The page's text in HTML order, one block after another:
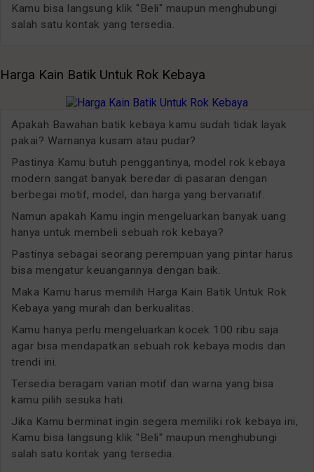
Kamu bisa langsung klik "Beli" maupun menghubungi
salah satu kontak yang tersedia.
Harga Kain Batik Untuk Rok Kebaya
Apakah Bawahan batik kebaya kamu sudah tidak layak
pakai? Warnanya kusam atau pudar?
Pastinya Kamu butuh penggantinya, model rok kebaya
modern sangat banyak beredar di pasaran dengan
berbegai motif, model, dan harga yang bervariatif.
Namun apakah Kamu ingin mengeluarkan banyak uang
hanya untuk membeli sebuah rok kebaya?
Pastinya sebagai seorang perempuan yang pintar harus
bisa mengatur keuangannya dengan baik.
Maka Kamu harus memilih Harga Kain Batik Untuk Rok
Kebaya yang murah dan berkualitas.
Kamu hanya perlu mengeluarkan kocek 100 ribu saja
agar bisa mendapatkan sebuah rok kebaya modis dan
trendi ini.
Tersedia beragam varian motif dan warna yang bisa
kamu pilih sesuka hati.
Jika Kamu berminat ingin segera memiliki rok kebaya ini,
Kamu bisa langsung klik "Beli" maupun menghubungi
salah satu kontak yang tersedia.